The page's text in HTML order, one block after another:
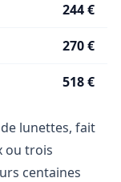
244 €
270 €
518 €
lunettes, fait
ou trois
centaines